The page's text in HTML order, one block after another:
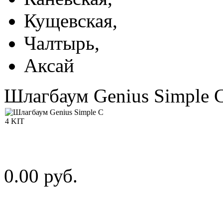
Кущевская,
Чалтырь,
Аксай
Шлагбаум Genius Simple
0.00 руб.